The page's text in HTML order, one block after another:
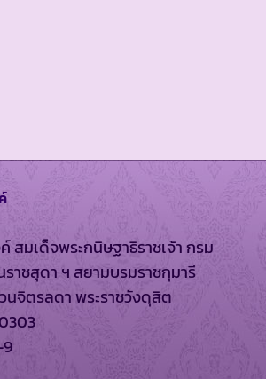
สมเด็จพระกนิษฐาธิราชเจ้า กรม
าชสุดา ฯ สยามบรมราชกุมารี
จิตรลดา พระราชวังดุสิต
9